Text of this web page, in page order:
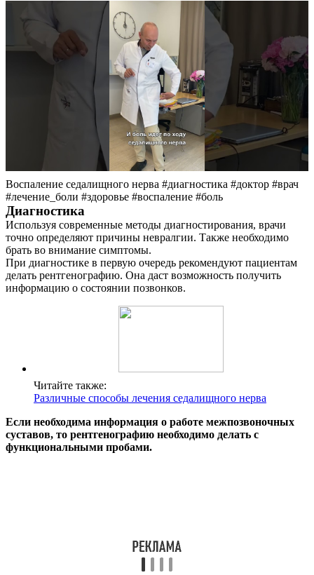
Воспаление седалищного нерва #диагностика #доктор #врач
#лечение_боли #здоровье #воспаление #боль
Диагностика
Используя современные методы диагностирования, врачи
точно определяют причины невралгии. Также необходимо
брать во внимание симптомы.
При диагностике в первую очередь рекомендуют пациентам
делать рентгенографию. Она даст возможность получить
информацию о состоянии позвонков.
Читайте также:
Различные способы лечения седалищного нерва
Если необходима информация о работе межпозвоночных
суставов, то рентгенографию необходимо делать с
функциональными пробами.